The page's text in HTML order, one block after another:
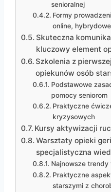
senioralnej
Formy
online, hybrydowe
Skuteczna
kluczowy element
Szkolenia z
opiekunów osób
Podstawowe
pomocy seniorom
Praktyczne
kryzysowych
Kursy aktywizacji
Warsztaty opieki
specjalistyczna
Najnowsze trendy
Praktyczne
starszymi z